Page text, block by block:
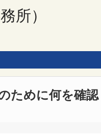
所）
ために何を確認